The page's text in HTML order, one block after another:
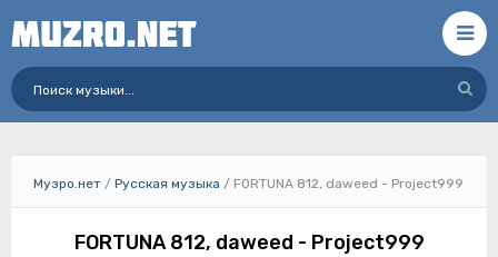
Музро.нет / Русская музыка / FORTUNA 812, daweed - Project999
FORTUNA 812, daweed - Project999